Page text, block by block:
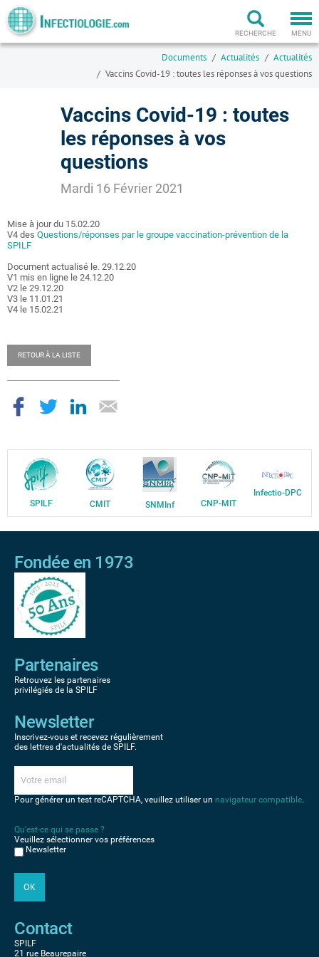
MENU
RECHERCHE
Documents Actualités
Actualités
Vaccins Covid-19 : toutes les réponses à vos questions
Vaccins Covid-19 : toutes
les réponses à vos
questions
Mardi 16 Février 2021
Mise à jour du 15.02.20
V4 des Questions/réponses par le groupe vaccination-prévention de la
SPILF
Document actualisé le. 29.12.20
V1 mis en ligne le 24.12.20
V2 le 29.12.20
V3 le 11.01.21
V4 le 15.02.21
RETOUR À LA LISTE
SPILF CMIT SNMInf CNP-MIT
Infectio-DPC
Fondée en 1973
Partenaires
Retrouvez les partenaires
privilégiés de la SPILF
Newsletter
Inscrivez-vous et recevez régulièrement
des lettres d'actualités de SPILF.
Pour générer un test reCAPTCHA, veuillez utiliser un navigateur compatible.
Qu'est-ce qui se passe ?
Veuillez sélectionner vos préférences
Newsletter
Contact
SPILF
21 rue Beaurepaire